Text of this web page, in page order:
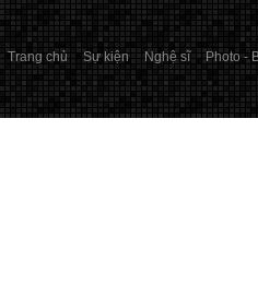
Trang chủ Sự kiện Nghệ sĩ Photo -